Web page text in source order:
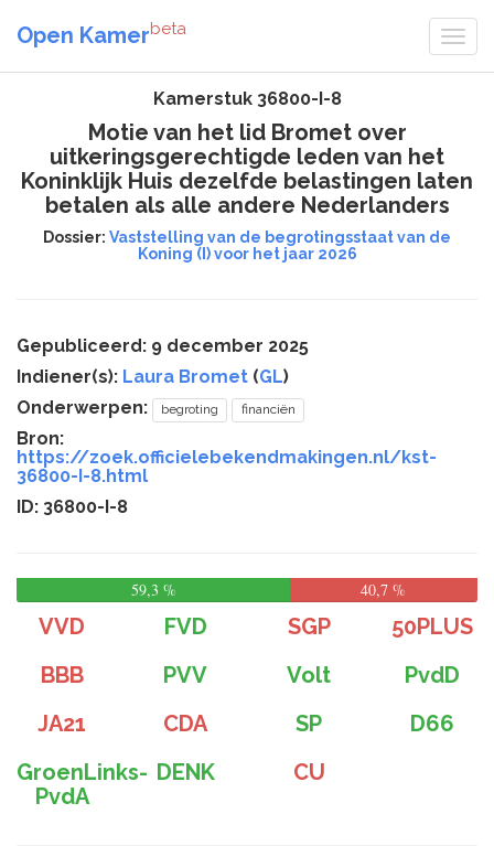
Open Kamerbeta
Kamerstuk 36800-I-8
Motie van het lid Bromet over
uitkeringsgerechtigde leden van het
Koninklijk Huis dezelfde belastingen laten
betalen als alle andere Nederlanders
Dossier: Vaststelling van de begrotingsstaat van de
Koning (I) voor het jaar 2026
Gepubliceerd: 9 december 2025
Indiener(s): Laura Bromet (GL)
Onderwerpen:
begroting financiën
Bron:
https://zoek.officielebekendmakingen.nl/kst-
36800-I-8.html
ID: 36800-I-8
59,3 % 40,7 %
VVD FVD SGP
50PLUS
BBB
PVV Volt
PvdD
JA21
CDA SP
D66
GroenLinks-
PvdA
DENK CU